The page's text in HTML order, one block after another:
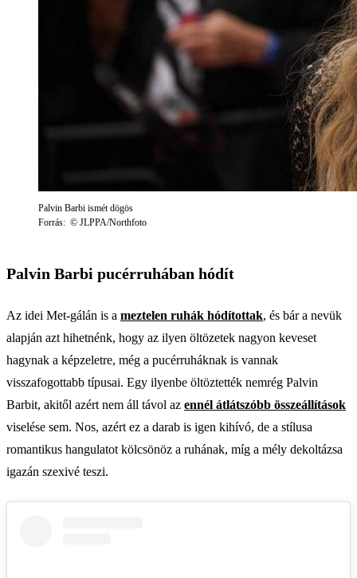
Palvin Barbi ismét dögös
Forrás: © JLPPA/Northfoto
Palvin Barbi pucérruhában hódít
Az idei Met-gálán is a meztelen ruhák hódítottak, és bár a nevük
alapján azt hihetnénk, hogy az ilyen öltözetek nagyon keveset
hagynak a képzeletre, még a pucérruháknak is vannak
visszafogottabb típusai. Egy ilyenbe öltöztették nemrég Palvin
Barbit, akitől azért nem áll távol az ennél átlátszóbb összeállítások
viselése sem. Nos, azért ez a darab is igen kihívó, de a stílusa
romantikus hangulatot kölcsönöz a ruhának, míg a mély dekoltázsa
igazán szexivé teszi.